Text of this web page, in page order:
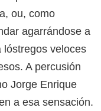
ou, como
agarrándose a
lóstregos veloces
A percusión
Jorge Enrique
a esa sensación.